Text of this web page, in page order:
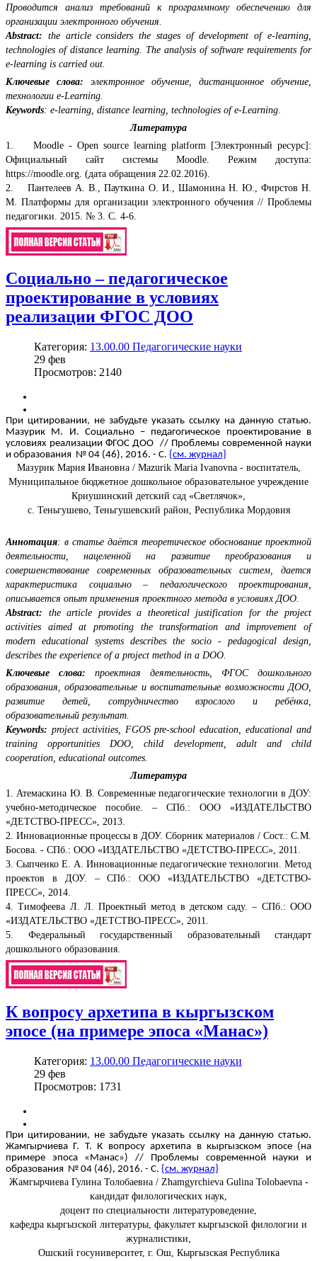
Проводится анализ требований к программному обеспечению для
организации электронного обучения.
Abstract: the article considers the stages of development of e-learning,
technologies of distance learning. The analysis of software requirements for
e-learning is carried out.
Ключевые слова: электронное обучение, дистанционное обучение,
технологии е-Learning.
Keywords: e-learning, distance learning, technologies of e-Learning
Литература
1. Moodle - Open source learning platform [Электронный ресурс]:
Официальный сайт системы Moodle. Режим доступа:
https://moodle.org. (дата обращения 22.02.2016).
2. Пантелеев А. В., Пауткина О. И., Шамонина Н. Ю., Фирстов Н.
М. Платформы для организации электронного обучения // Проблемы
педагогики. 2015. № 3. С. 4-6.
Социально – педагогическое
проектирование в условиях
реализации ФГОС ДОО
Категория: 13.00.00 Педагогические науки
29 фев
Просмотров: 2140
При цитировании, не забудьте указать ссылку на данную статью.
Мазурик М. И. Социально – педагогическое проектирование в
условиях реализации ФГОС ДОО // Проблемы современной науки
и образования № 04 (46), 2016. - С. {см. журнал}
Мазурик Мария Ивановна / Mazurik Maria Ivanovna - воспитатель,
Муниципальное бюджетное дошкольное образовательное учреждение
Криушинский детский сад «Светлячок»,
с. Теньгушево, Теньгушевский район, Республика Мордовия
Аннотация: в статье даётся теоретическое обоснование проектной
деятельности, нацеленной на развитие преобразования и
совершенствование современных образовательных систем, дается
характеристика социально – педагогического проектирования,
описывается опыт применения проектного метода в условиях ДОО.
Abstract: the article provides a theoretical justification for the project
activities aimed at promoting the transformation and improvement of
modern educational systems describes the socio - pedagogical design,
describes the experience of a project method in a DOО.
Ключевые слова: проектная деятельность, ФГОС дошкольного
образования, образовательные и воспитательные возможности ДОО,
развитие детей, сотрудничество взрослого и ребёнка,
образовательный результат.
Keywords: project activities, FGOS pre-school education, educational and
training opportunities DОО, child development, adult and child
cooperation, educational outcomes.
Литература
1. Атемаскина Ю. В. Современные педагогические технологии в ДОУ:
учебно-методическое пособие. – СПб.: ООО «ИЗДАТЕЛЬСТВО
«ДЕТСТВО-ПРЕСС», 2013.
2. Инновационные процессы в ДОУ. Сборник материалов / Сост.: С.М.
Босова. - СПб.: ООО «ИЗДАТЕЛЬСТВО «ДЕТСТВО-ПРЕСС», 2011.
3. Сыпченко Е. А. Инновационные педагогические технологии. Метод
проектов в ДОУ. – СПб.: ООО «ИЗДАТЕЛЬСТВО «ДЕТСТВО-
ПРЕСС», 2014.
4. Тимофеева Л. Л. Проектный метод в детском саду. – СПб.: ООО
«ИЗДАТЕЛЬСТВО «ДЕТСТВО-ПРЕСС», 2011.
5. Федеральный государственный образовательный стандарт
дошкольного образования.
К вопросу архетипа в кыргызском
эпосе (на примере эпоса «Манас»)
Категория: 13.00.00 Педагогические науки
29 фев
Просмотров: 1731
При цитировании, не забудьте указать ссылку на данную статью.
Жамгырчиева Г. Т. К вопросу архетипа в кыргызском эпосе (на
примере эпоса «Манас») // Проблемы современной науки и
образования № 04 (46), 2016. - С. {см. журнал}
Жамгырчиева Гулина Толобаевна / Zhamgyrchieva Gulina Tolobaevna -
кандидат филологических наук,
доцент по специальности литературоведение,
кафедра кыргызской литературы, факультет кыргызской филологии и
журналистики,
Ошский госуниверситет, г. Ош, Кыргызская Республика